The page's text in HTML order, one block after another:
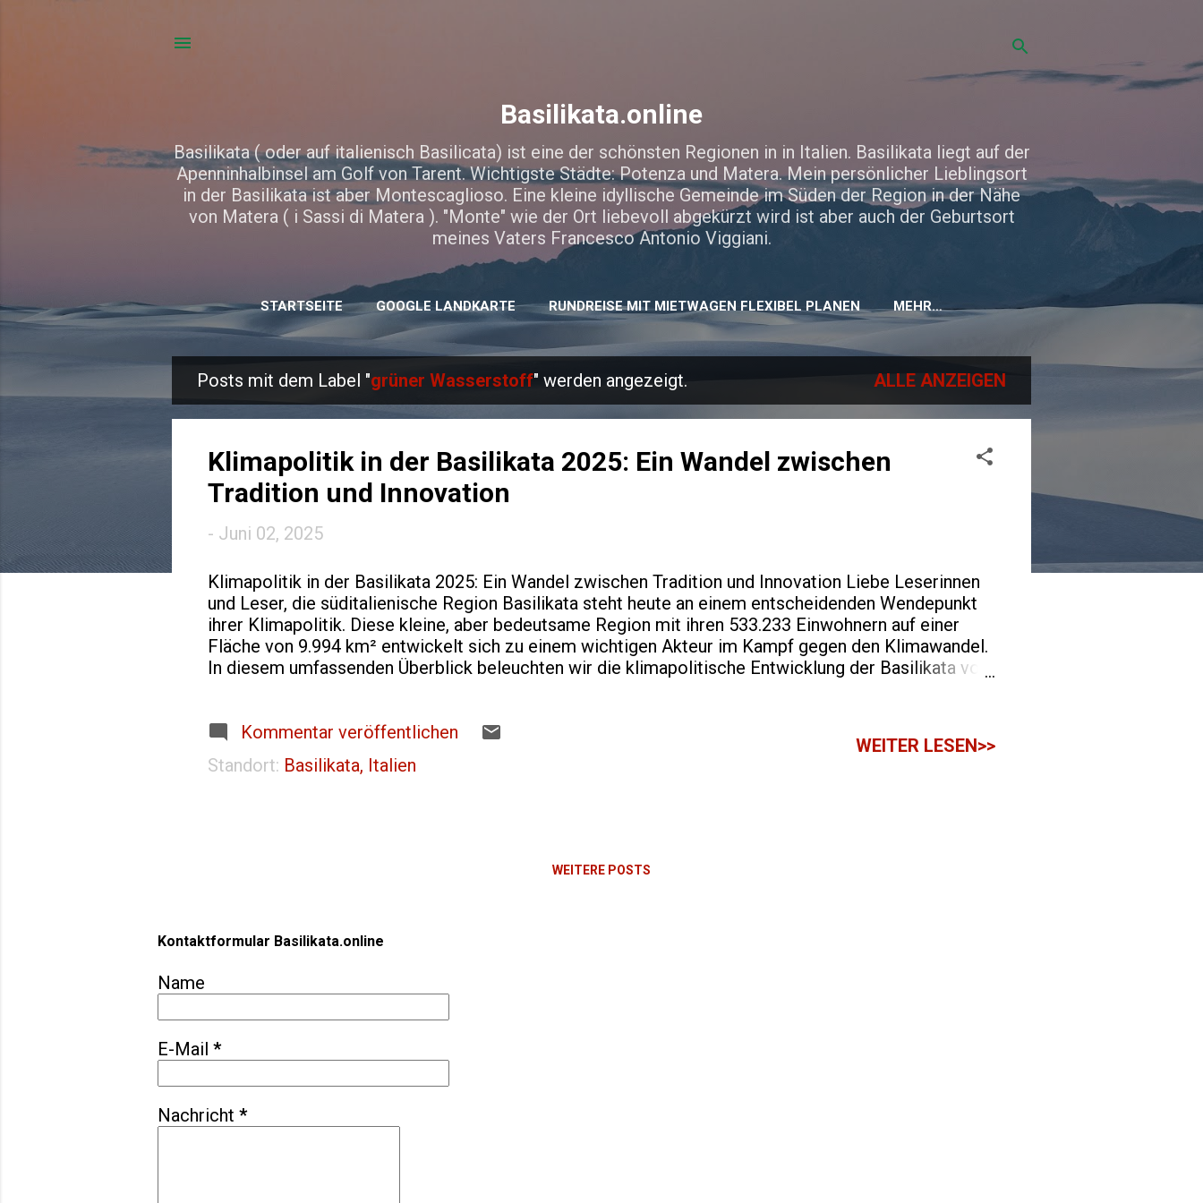
Basilikata.online
Basilikata ( oder auf italienisch Basilicata) ist eine der schönsten Regionen in in Italien. Basilikata liegt auf der
Apenninhalbinsel am Golf von Tarent. Wichtigste Städte: Potenza und Matera. Mein persönlicher Lieblingsort
in der Basilikata ist aber Montescaglioso. Eine kleine idyllische Gemeinde im Süden der Region in der Nähe
von Matera ( i Sassi di Matera ). "Monte" wie der Ort liebevoll abgekürzt wird ist aber auch der Geburtsort
meines Vaters Francesco Antonio Viggiani.
STARTSEITE GOOGLE LANDKARTE RUNDREISE MIT MIETWAGEN FLEXIBEL PLANEN MEHR…
o
Posts mit dem Label "grüner Wasserstoff" werden angezeigt. ALLE ANZEIGEN
Klimapolitik in der Basilikata 2025: Ein Wandel zwischen
Tradition und Innovation
- Juni 02, 2025
Klimapolitik in der Basilikata 2025: Ein Wandel zwischen Tradition und Innovation Liebe Leserinnen
und Leser, die süditalienische Region Basilikata steht heute an einem entscheidenden Wendepunkt
ihrer Klimapolitik. Diese kleine, aber bedeutsame Region mit ihren 533.233 Einwohnern auf einer
Fläche von 9.994 km² entwickelt sich zu einem wichtigen Akteur im Kampf gegen den Klimawandel.
In diesem umfassenden Überblick beleuchten wir die klimapolitische Entwicklung der Basilikata von
und Kalabrien, war lange Zeit eine der ärmsten Regionen Italiens. Diese geografische und
wirtschaftliche Ausgangslage prägte auch den Umgang mit Umwelt- und Klimafragen. Bis in die
1990er Jahre konzentrierte sich die regionale Politik primär auf wirtschaftliche Entwicklung und
Kommentar veröffentlichen
Standort: Basilikata, Italien
WEITER LESEN>>
WEITERE POSTS
Kontaktformular Basilikata.online
Name
E-Mail *
Nachricht *